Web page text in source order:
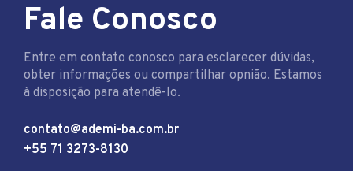
Fale Conosco
Entre em contato conosco para esclarecer dúvidas,
obter informações ou compartilhar opnião. Estamos
à disposição para atendê-lo.
contato@ademi-ba.com.br
+55 71 3273-8130